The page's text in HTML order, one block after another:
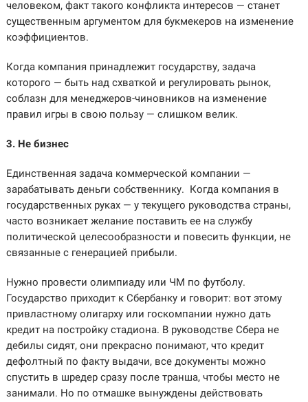
человеком, факт такого конфликта интересов — станет
существенным аргументом для букмекеров на изменение
коэффициентов.
Когда компания принадлежит государству, задача
которого — быть над схваткой и регулировать рынок,
соблазн для менеджеров-чиновников на изменение
правил игры в свою пользу — слишком велик.
3. Не бизнес
Единственная задача коммерческой компании —
зарабатывать деньги собственнику. Когда компания в
государственных руках — у текущего руководства страны,
часто возникает желание поставить ее на службу
политической целесообразности и повесить функции, не
связанные с генерацией прибыли.
Нужно провести олимпиаду или ЧМ по футболу.
Государство приходит к Сбербанку и говорит: вот этому
привластному олигарху или госкомпании нужно дать
кредит на постройку стадиона. В руководстве Сбера не
дебилы сидят, они прекрасно понимают, что кредит
дефолтный по факту выдачи, все документы можно
спустить в шредер сразу после транша, чтобы место не
занимали. Но по отмашке вынуждены действовать